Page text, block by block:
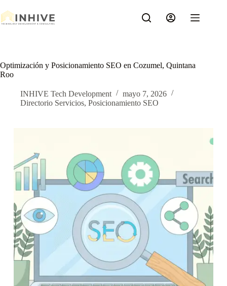
al
contenido
Optimización y Posicionamiento SEO en Cozumel, Quintana
Roo
INHIVE Tech Development
mayo 7, 2026
Directorio Servicios, Posicionamiento SEO